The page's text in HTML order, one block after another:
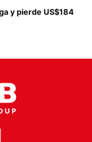
y pierde US$184